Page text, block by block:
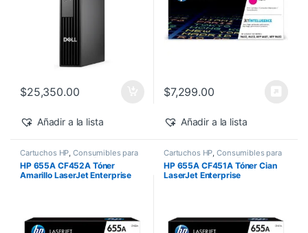
$25,350.00
Añadir a la lista
$7,299.00
Añadir a la lista
Cartuchos HP,Consumibles para
Impresoras,Nuevos Productos
Sobre Pedido,Toner Original
HP 655A CF452A Tóner
Amarillo LaserJet Enterprise
Cartuchos HP,Consumibles para
Impresoras,Nuevos Productos
Sobre Pedido,Toner Original
HP 655A CF451A Tóner Cian
LaserJet Enterprise